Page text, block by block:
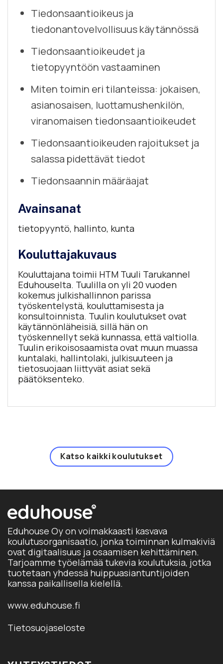
Tiedonsaantioikeus ja
tiedonantovelvollisuus käytännössä
Tiedonsaantioikeudet ja
tietopyyntöön vastaaminen
Miten toimin eri tilanteissa: jokaisen,
asianosaisen, luottamushenkilön,
viranomaisen tiedonsaantioikeudet
Tiedonsaantioikeuden rajoitukset ja
salassa pidettävät tiedot
Tiedonsaannin määräajat
Avainsanat
tietopyyntö, hallinto, kunta
Kouluttajakuvaus
Kouluttajana toimii HTM Tuuli Tarukannel
Eduhouselta. Tuulilla on yli 20 vuoden
kokemus julkishallinnon parissa
työskentelystä, kouluttamisesta ja
konsultoinnista. Tuulin koulutukset ovat
käytännönläheisiä, sillä hän on
työskennellyt sekä kunnassa, että valtiolla.
Tuulin erikoisosaamista ovat muun muassa
kuntalaki, hallintolaki, julkisuuteen ja
tietosuojaan liittyvät asiat sekä
päätöksenteko.
Katso kaikki koulutukset
Eduhouse Oy on voimakkaasti kasvava
koulutusorganisaatio, jonka toiminnan kulmakiviä
ovat digitaalisuus ja osaamisen kehittäminen.
Tarjoamme työelämää tukevia koulutuksia, jotka
tuotetaan yhdessä huippuasiantuntijoiden
kanssa paikallisella kielellä.
www.eduhouse.fi
Tietosuojaseloste